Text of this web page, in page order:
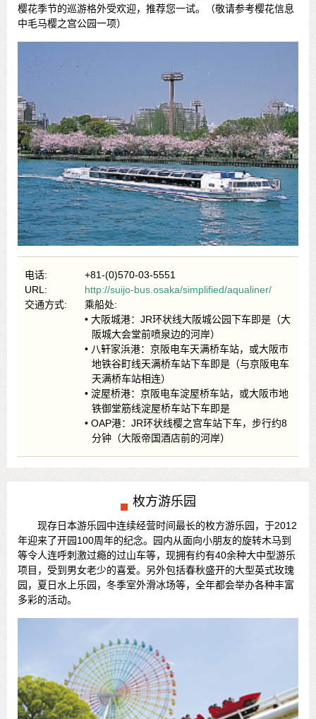
樱花季节的巡游格外受欢迎，推荐您一试。（敬请参考樱花信息
中毛马樱之宫公园一项）
电话:
+81-(0)570-03-5551
URL:
http://suijo-bus.osaka/simplified/aqualiner/
交通方式:
乘船处:
• 大阪城港：JR环状线大阪城公园下车即是（大
阪城大会堂前喷泉边的河岸）
• 八轩家浜港：京阪电车天满桥车站，或大阪市
地铁谷町线天满桥车站下车即是（与京阪电车
天满桥车站相连）
• 淀屋桥港：京阪电车淀屋桥车站，或大阪市地
铁御堂筋线淀屋桥车站下车即是
• OAP港：JR环状线樱之宫车站下车，步行约8
分钟（大阪帝国酒店前的河岸）
枚方游乐园
现存日本游乐园中连续经营时间最长的枚方游乐园，于2012
年迎来了开园100周年的纪念。园内从面向小朋友的旋转木马到
等令人连呼刺激过瘾的过山车等，现拥有约有40余种大中型游乐
项目，受到男女老少的喜爱。另外包括春秋盛开的大型英式玫瑰
园，夏日水上乐园，冬季室外滑冰场等，全年都会举办各种丰富
多彩的活动。